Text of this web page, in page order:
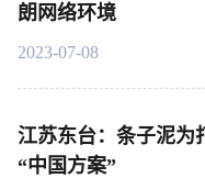
朗网络环境
2023-07-08
江苏东台：条子泥为
“中国方案”